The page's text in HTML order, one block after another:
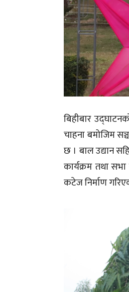
बिहीबार
चाहना बमोजिम
छ । बाल उद्यान
कार्यक्रम तथा सभा
कटेज निर्माण